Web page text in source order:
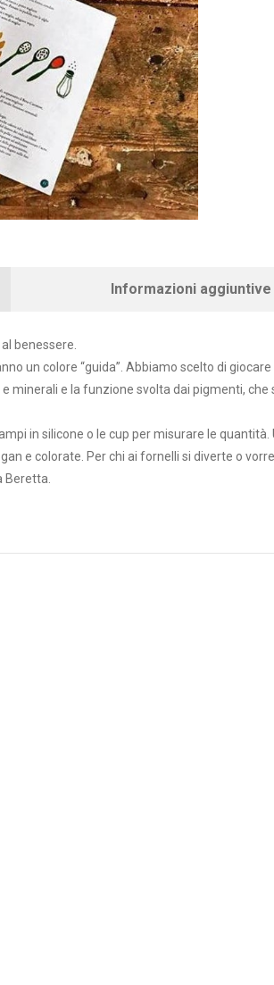
Informazioni aggiuntive
benessere.
un colore “guida”. Abbiamo scelto di
minerali e la funzione svolta dai pigmenti,
in silicone o le cup per misurare le
e colorate. Per chi ai fornelli si diverte o
Beretta.